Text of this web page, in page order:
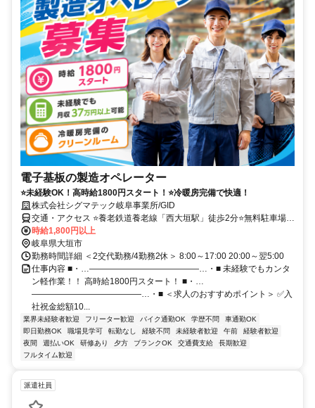
電子基板の製造オペレーター
⭐未経験OK！高時給1800円スタート！⭐冷暖房完備で快適！
株式会社シグマテック岐阜事業所/GID
交通・アクセス ⭐養老鉄道養老線「西大垣駅」徒歩2分⭐無料駐車場完
備
時給1,800円以上
岐阜県大垣市
勤務時間詳細 ＜2交代勤務/4勤務2休＞ 8:00～17:00 20:00～翌5:00
仕事内容 ■・…―――――――――――――…・■ 未経験でもカンタ
ン軽作業！！ 高時給1800円スタート！ ■・…
―――――――――――――…・■ ＜求人のおすすめポイント＞ ✅入
社祝金総額10...
業界未経験者歓迎 フリーター歓迎 バイク通勤OK 学歴不問
車通勤OK
即日勤務OK
職場見学可 転勤なし 経験不問 未経験者歓迎 午前
経験者歓迎
夜間
週払いOK 研修あり 夕方 ブランクOK 交通費支給
長期歓迎
フルタイム歓迎
派遣社員